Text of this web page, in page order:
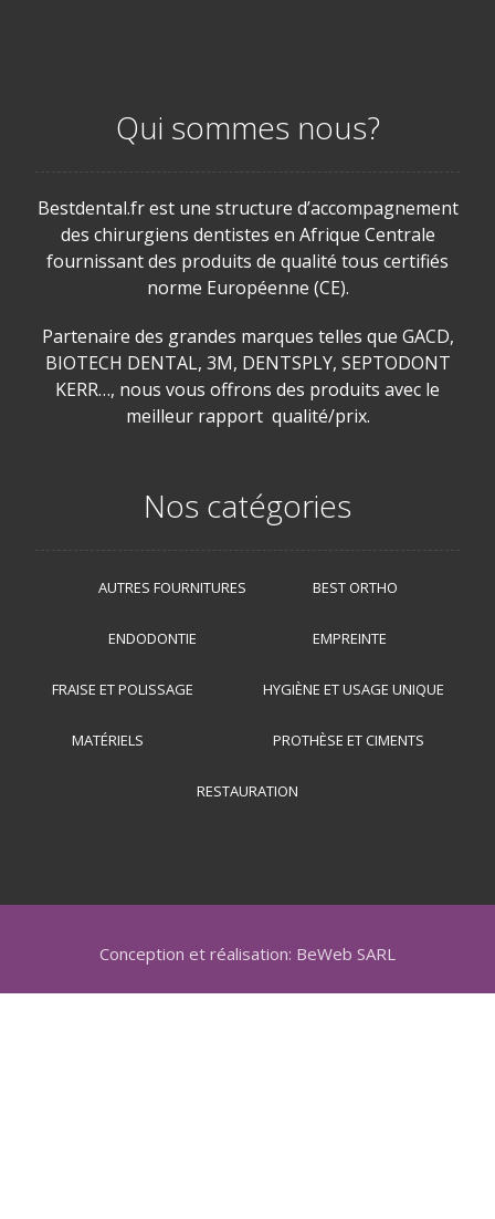
Qui sommes nous?
Bestdental.fr est une structure d’accompagnement
des chirurgiens dentistes en Afrique Centrale
fournissant des produits de qualité tous certifiés
norme Européenne (CE).
Partenaire des grandes marques telles que GACD,
BIOTECH DENTAL, 3M, DENTSPLY, SEPTODONT
KERR…, nous vous offrons des produits avec le
meilleur rapport qualité/prix.
Nos catégories
AUTRES FOURNITURES BEST ORTHO
ENDODONTIE EMPREINTE
FRAISE ET POLISSAGE HYGIÈNE ET USAGE UNIQUE
MATÉRIELS PROTHÈSE ET CIMENTS
RESTAURATION
Conception et réalisation: BeWeb SARL